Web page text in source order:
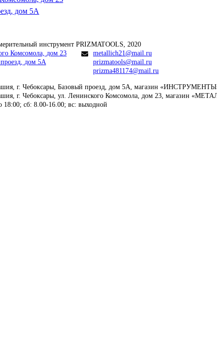
дом 5А
инструмент PRIZMATOOLS, 2020
Комсомола, дом 23
дом 5А
metallich21@mail.ru
prizmatools@mail.ru
prizma481174@mail.ru
г. Чебоксары, Базовый проезд, дом 5А, магазин
г. Чебоксары, ул. Ленинского Комсомола, дом 23, магазин
сб: 8.00-16.00; вс: выходной